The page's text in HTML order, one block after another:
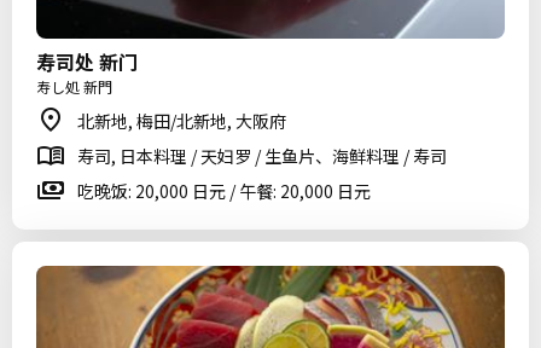
寿司处 新门
寿し処 新門
北新地, 梅田/北新地, 大阪府
寿司, 日本料理 / 天妇罗 / 生鱼片、海鲜料理 / 寿司
吃晚饭: 20,000 日元 / 午餐: 20,000 日元